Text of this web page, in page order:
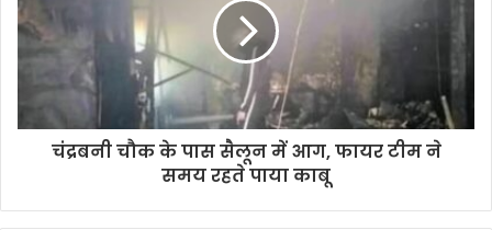
चंद्रबनी चौक के पास सैलून में आग, फायर टीम ने
समय रहते पाया काबू